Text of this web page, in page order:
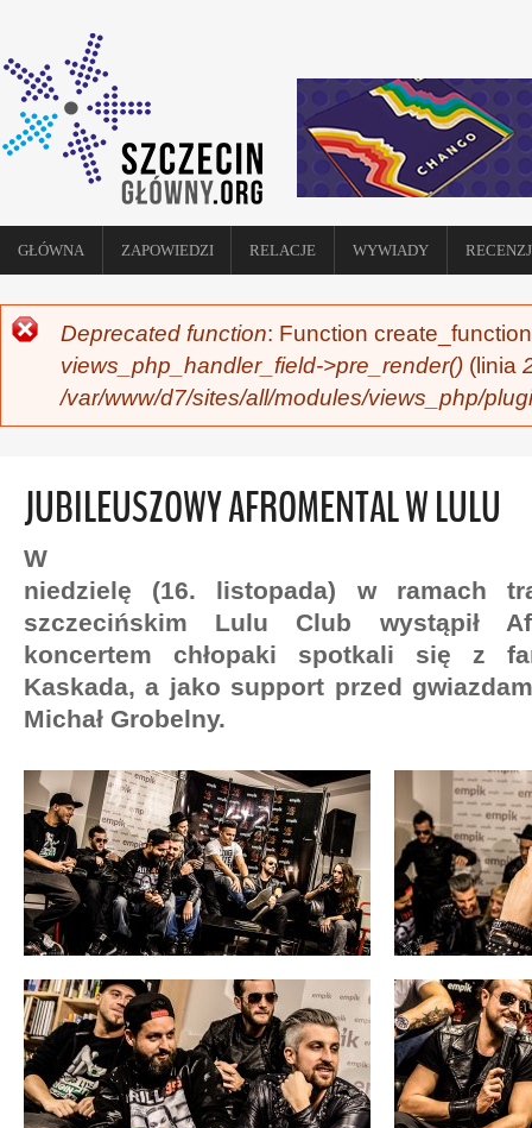
GŁÓWNA ZAPOWIEDZI RELACJE WYWIADY
KOMUNIKAT O BŁĘDZIE
Deprecated function: Function
views_php_handler_field->pre_render() (linia
/var/www/d7/sites/all/modules/views_php/
JUBILEUSZOWY AFROMENTAL W LULU
W
niedzielę (16. listopada) w ramach
szczecińskim Lulu Club wystąpił
koncertem chłopaki spotkali się z
Kaskada, a jako support przed
Michał Grobelny.